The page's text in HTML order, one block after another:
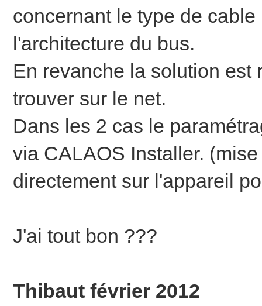
concernant le type de
l'architecture du bus.
En revanche la solution est
trouver sur le net.
Dans les 2 cas le
via CALAOS Installer.
directement sur l'appareil
J'ai tout bon ???
Thibaut février 2012